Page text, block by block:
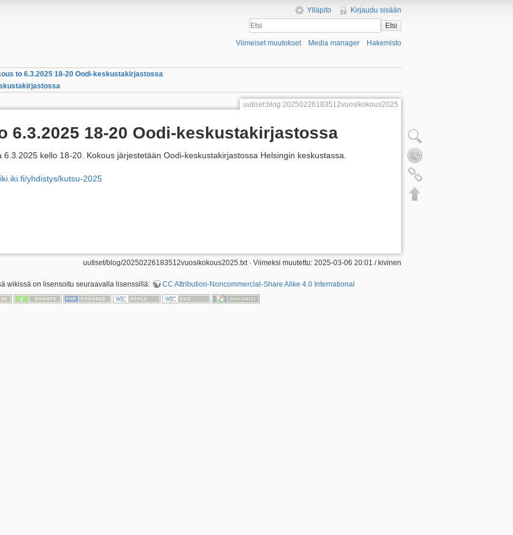
Ylläpito
Kirjaudu sisään
Etsi
Viimeiset muutokset Media manager Hakemisto
to 6.3.2025 18-20 Oodi-keskustakirjastossa
uutiset:blog:20250226183512vuosikokous2025
6.3.2025 18-20 Oodi-keskustakirjastossa
kello 18-20. Kokous järjestetään Oodi-keskustakirjastossa Helsingin keskustassa.
yhdistys/kutsu-2025
uutiset/blog/20250226183512vuosikokous2025.txt · Viimeksi muutettu: 2025-03-06 20:01 /kivinen
wikissä on lisensoitu seuraavalla lisenssillä: CC Attribution-Noncommercial-Share Alike 4.0 International